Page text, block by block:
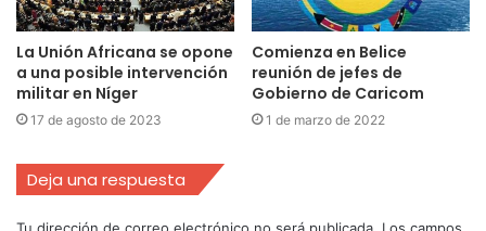
La Unión Africana se opone
a una posible intervención
militar en Níger
17 de agosto de 2023
Comienza en Belice
reunión de jefes de
Gobierno de Caricom
1 de marzo de 2022
Deja una respuesta